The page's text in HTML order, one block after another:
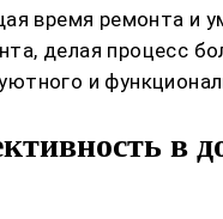
время ремонта и
делая процесс
и
в